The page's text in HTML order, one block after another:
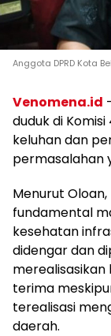
Anggota DPRD Kota
Venomena.id
duduk di
keluhan dan
permasalahan
Menurut
fundamental
kesehatan
didengar dan
terima
terealisasi
daerah.